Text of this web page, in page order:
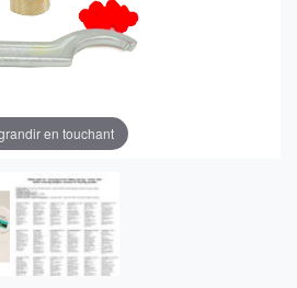
en touchant